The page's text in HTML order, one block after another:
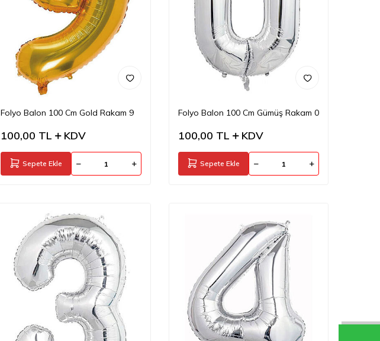
Folyo Balon 100 Cm Gold Rakam 9
100,00 TL KDV
Sepete Ekle
Folyo Balon 100 Cm Gümüş Rakam 0
100,00 TL KDV
Sepete Ekle